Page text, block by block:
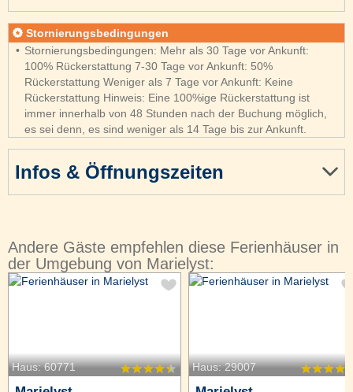
Infos & Öffnungszeiten
Stornierungsbedingungen
Stornierungsbedingungen: Mehr als 30 Tage vor Ankunft:
100% Rückerstattung 7-30 Tage vor Ankunft: 50%
Rückerstattung Weniger als 7 Tage vor Ankunft: Keine
Rückerstattung Hinweis: Eine 100%ige Rückerstattung ist
immer innerhalb von 48 Stunden nach der Buchung möglich,
es sei denn, es sind weniger als 14 Tage bis zur Ankunft.
Andere Gäste empfehlen diese Ferienhäuser in
der Umgebung von Marielyst:
Haus: 60771 Haus: 29007